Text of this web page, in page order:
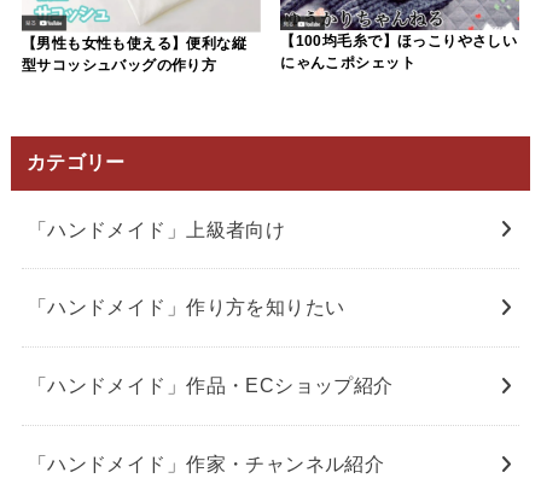
【男性も女性も使える】便利な縦
型サコッシュバッグの作り方
【100均毛糸で】ほっこりやさしい
にゃんこポシェット
カテゴリー
「ハンドメイド」上級者向け
「ハンドメイド」作り方を知りたい
「ハンドメイド」作品・ECショップ紹介
「ハンドメイド」作家・チャンネル紹介